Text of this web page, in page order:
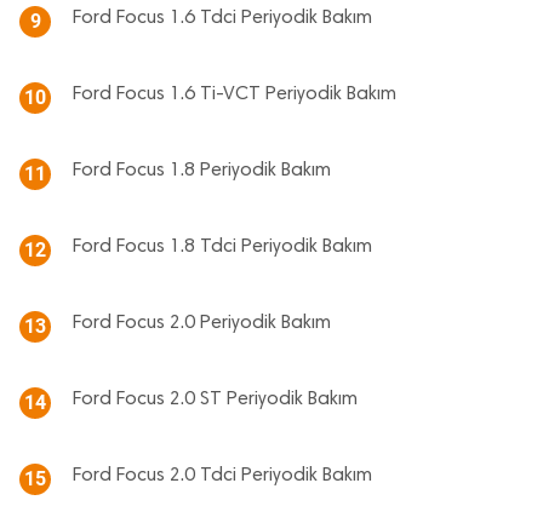
9 Ford Focus 1.6 Tdci Periyodik Bakım
10 Ford Focus 1.6 Ti-VCT Periyodik Bakım
11 Ford Focus 1.8 Periyodik Bakım
12 Ford Focus 1.8 Tdci Periyodik Bakım
13 Ford Focus 2.0 Periyodik Bakım
14 Ford Focus 2.0 ST Periyodik Bakım
15 Ford Focus 2.0 Tdci Periyodik Bakım